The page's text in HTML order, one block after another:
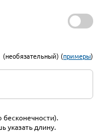
(необязательный) (примеры)
длину.